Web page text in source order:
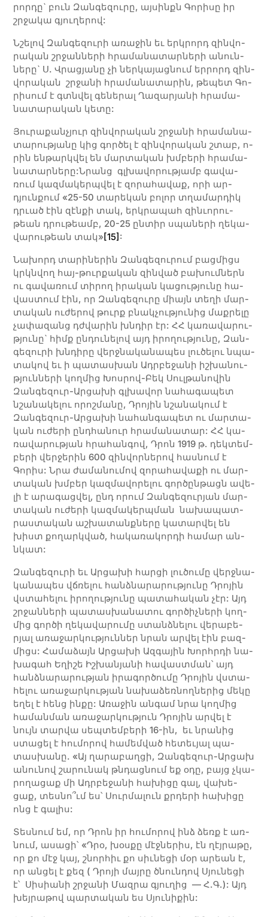
րոր­­դը` բուն Զան­­գե­­­զու­­րը, այ­­սինքն Գո­­րի­­սը իր
շրջա­­կա գյու­­ղե­­րով:
Նշե­­­լով Զան­­գե­­­զու­­­րի ա­­­ռա­­­ջին եւ երկ­րորդ զին­­վո­­­
րա­­­կան շրջան­­նե­­­րի հրա­­­մա­­­նա­­­տար­­նե­­­րի ա­­­նուն­­
նե­­­րը` Ս. Վրա­­ցյա­­­նը չի ներ­­կա­­­յաց­­նում եր­­րորդ զին­­
վո­­­րա­­­կան շրջա­­­նի հրա­­­մա­­­նա­­­տա­­­րին, թե­պետ Գո­
րի­սում է գտնվել գե­նե­րալ Ղա­զա­րյա­նի հրա­մա­
նա­տա­րա­կան կե­տը:
Յո­­­ւ­­րա­­­քան­չյուր զին­վո­րա­կան շրջա­­­նի հրա­­­մա­­­նա­­­
տա­­­րու­­թյա­­­նը կից գոր­­ծել է զին­­վո­­­րա­­­կան շտաբ, ո­­­
րին են­­թարկ­վել են­ մար­­տա­­­կան խմբե­­­րի հրա­­­մա­­­
նա­­­տար­­նե­­­րը:Նրանց գլխա­­­վո­­­րու­­թյամբ գա­­­վա­­­
ռում կազ­­մա­­­կերպ­վել է զո­­­րա­­­հա­­­վաք, ո­­­րի ար­
դյուն­­քում «25-50 տա­­­րե­­­կան բո­­­լոր տղա­­­մար­­դիկ
դրւած էին զէն­­քի տակ, երկ­րա­­­պահ զի­­­նւո­­­րու­­­
թեան դրու­­­թեամբ, 20-25 ըն­­տիր սպա­­­նե­­­րի ղե­­­կա­­­
վա­­­րու­­­թեան տակ»[15]:
Նա­խորդ տա­րինե­րին Զան­գե­զու­րում բաց­միցս
կրկնվող հայ-թուր­քա­կան զին­ված բա­խում­ներն
ու գա­վա­ռում տի­րող ի­րա­կան կա­ցու­թյու­նը հա­
վաս­տում էին, որ Զան­գե­զու­րը միայն տե­ղի մար­
տա­կան ու­ժե­րով թուրք բնակ­չու­թյու­նից մաք­րե­լը
չա­փա­զանց դժվա­րին խնդիր էր: ՀՀ կա­ռա­վա­րու­
թյու­նը` հիմք ըն­դու­նե­լով այդ ի­րո­ղու­թյու­նը, Զան­
գե­զու­րի խնդի­րը վերջ­նա­կա­նա­պես լու­ծե­լու նպա­
տա­կով եւ ի պա­տաս­խան Ադր­բե­ջա­նի իշ­խա­նու­
թյուն­նե­րի կող­մից Խոս­րով-Բեկ Սուլ­թա­նո­վին
Զան­գե­զուր-Ար­ցա­խի գլխա­վոր նա­հա­գա­պետ
նշա­նա­կե­լու ո­րոշ­մա­նը, Դրո­յին նշա­նա­կում է
Զան­գե­զուր-Ար­ցա­խի նա­հան­գա­պետ ու մար­տա­
կան ու­ժե­րի ընդ­հա­նուր հրա­մա­նա­տար: ՀՀ կա­
ռա­վա­րու­թյան հրա­հան­գով, Դրոն 1919 թ. դեկ­­տեմ­­
բե­­րի վեր­­ջե­­րին 600 զին­­վոր­­նե­­րով հաս­նում է
Գորիս: Նրա ժա­­­մա­­­նու­­­մով զո­­­րա­­­հա­­­վա­­­քի ու մար­­
տա­­­կան խմբեր կազ­­մա­­­վոր­­­ե­լու գոր­­ծըն­­թա­ցն ա­­­վե­­­
լի է ա­­­րա­­­գաց­­վել, ընդ ո­­­րում Զան­­գե­­­զու­­րյան մար­­
տա­­­կան ու­­­ժե­­­րի կա­զ­մա­­կերպ­ման նա­­­խա­­­պատ­­
րաս­­տա­­­կան աշ­­խա­­­տանք­նե­­րը կա­­­տար­­վել են
խիստ քո­­­ղարկ­ված, հա­­­կա­­­ռա­­­կոր­­դի հա­­­մար ան­
նկատ:
Զան­գե­զու­րի եւ Արցախի հար­ցի լու­ծու­մը վերջ­նա­
կա­նա­պես վճռե­լու հանձ­նա­րա­րու­թյու­նը Դրո­յին
վստա­հե­լու ի­րո­ղու­թյու­նը պա­տա­հա­կան չէր: Այդ
շրջան­նե­րի պա­տաս­խա­նա­տու գոր­ծիչ­նե­րի կող­
մից գոր­ծի ղե­կա­վա­րու­մը ստանձ­նե­լու վե­րա­բե­
րյալ ա­ռա­ջար­կու­թյուն­ներ նրան ար­վել էին բազ­
միցս: Հա­մա­ձայն Ար­ցա­խի Ազ­գա­յին Խորհրդի նա­
խա­գահ Ե­ղի­շե Իշ­խա­նյա­նի հա­վաստ­ման՝ այդ
հանձ­նա­րա­րու­թյան ի­րա­գոր­ծու­մը Դրո­յին վստա­
հե­լու առաջար­կության նա­խա­ձեռ­նող­նե­րից մե­կը
ե­­ղել է հենց ին­­քը: Ա­ռա­ջին ան­գամ նրա կող­մից
հա­ման­ման առա­ջար­կու­թյուն Դրոյին ար­վել է
նույն տար­վա սեպ­տեմ­բե­րի 16-ին, եւ նրանից
ստա­ցել է հու­մո­րով հա­մեմ­ված հե­տեւ­յալ պա­
տաս­խա­նը. «Այ ղա­րա­բաղ­ցի, Զան­գե­զուր-Արցախ
ա­նու­նով շա­րու­նակ թնդաց­նում եք օ­դը, բայց չկա­
րո­ղա­ցաք մի Ադր­բե­ջա­նի հա­խի­ցը գալ, վա­խե­
ցաք, տես­նո՞ւմ ես՝ Սուր­մա­լուն քրդե­րի հա­խի­ցը
ոնց է գա­լիս:
Տես­նում եմ, որ Դրոն իր հու­մո­րով ինձ ձեռք է առ­
նում, ա­սա­ցի՝ «Դրօ, խօս­քը մէջ­նե­րիս, էն ղէյ­րա­թը,
որ քո մէջ կայ, շնոր­հիւ քո սիւ­նե­ցի մօր ա­րեան է,
որ ան­ցել է քեզ ( Դրո­յի մայ­րը ծնուն­դով Սյու­նե­ցի
է՝ Սի­սիա­նի շրջա­նի Մազ­րա գյու­ղից — Հ.Գ.): Այդ
խեյ­րա­թով պար­տա­կան ես Սյու­նի­քին: